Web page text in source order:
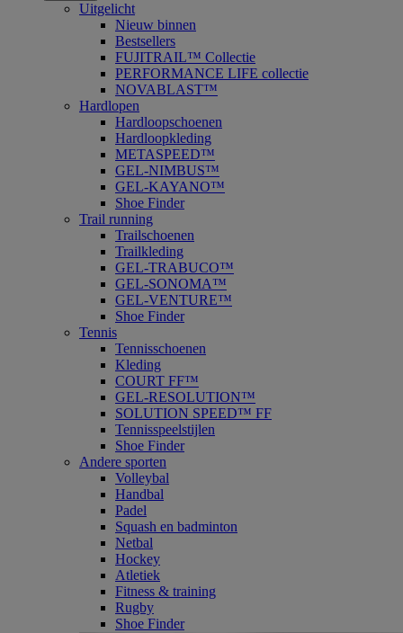
Uitgelicht
Nieuw binnen
Bestsellers
FUJITRAIL™ Collectie
PERFORMANCE LIFE collectie
NOVABLAST™
Hardlopen
Hardloopschoenen
Hardloopkleding
METASPEED™
GEL-NIMBUS™
GEL-KAYANO™
Shoe Finder
Trail running
Trailschoenen
Trailkleding
GEL-TRABUCO™
GEL-SONOMA™
GEL-VENTURE™
Shoe Finder
Tennis
Tennisschoenen
Kleding
COURT FF™
GEL-RESOLUTION™
SOLUTION SPEED™ FF
Tennisspeelstijlen
Shoe Finder
Andere sporten
Volleybal
Handbal
Padel
Squash en badminton
Netbal
Hockey
Atletiek
Fitness & training
Rugby
Shoe Finder